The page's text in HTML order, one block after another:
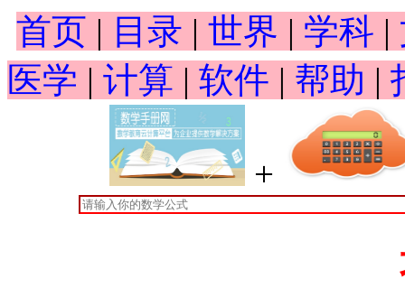
首页 | 目录 | 世界 | 学科 |
医学 | 计算 | 软件 | 帮助 |
+